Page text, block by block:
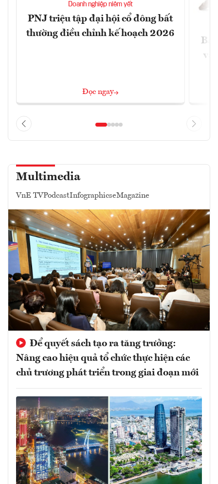
Doanh nghiệp niêm yết
PNJ triệu tập đại hội cổ đông bất
thường điều chỉnh kế hoạch 2026
Đọc ngay
và
Multimedia
VnE TVPodcastInfographicseMagazine
Để quyết sách tạo ra tăng trưởng:
Nâng cao hiệu quả tổ chức thực hiện các
chủ trương phát triển trong giai đoạn mới